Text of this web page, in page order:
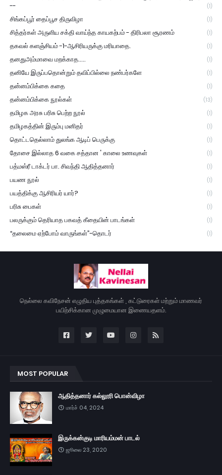
--
(1)
சிங்கப்பூர் தைப்பூச திருவிழா (1)
சித்தர்கள் அருளிய சக்தி வாய்ந்த காயகற்பம் - திரிபலா சூரணம் (1)
தகவல் களஞ்சியம் -1-ஆசிரியருக்கு மரியாதை. (1)
தனதுஅம்மாவை மறக்காத..... (1)
தனியே இருப்பதொன்றும் தவிப்பில்லை நண்பர்களே (1)
தன்னம்பிக்கை கதை (1)
தன்னம்பிக்கை நூல்கள் (13)
தமிழக அரசு பரிசு பெற்ற நூல் (1)
தமிழகத்தின் இரும்பு மனிதர் (1)
தொட்டதெல்லாம் துலங்க ஆடிப் பெருக்கு (1)
தோசை இல்லாத 6 வகை சத்தான ' காலை உணவுகள் (1)
பத்மஸ்ரீ டாக்டர் பா. சிவந்தி ஆதித்தனார் (1)
பயண நூல் (1)
பயத்திக்கு ஆசிரியர் யார்? (1)
பரிசு பைகள் (1)
பலருக்கும் தெரியாத பகவத் கீதையின் பாடங்கள் (1)
“தலைமை ஏற்போம் வாருங்கள்”-தொடர் (1)
நெல்லை கவிநேசன் எழுதிய புத்தகங்கள் , கட்டுரைகள் மற்றும் மாணவர்
பயிற்சிக்கான முழுமையான இணையதளம்.
MOST POPULAR
ஆதித்தனார் கல்லூரி பொன்விழா
மார்ச் 04, 2024
இருக்கன்குடி மாரியம்மன் பாடல்
ஜூலை 23, 2020